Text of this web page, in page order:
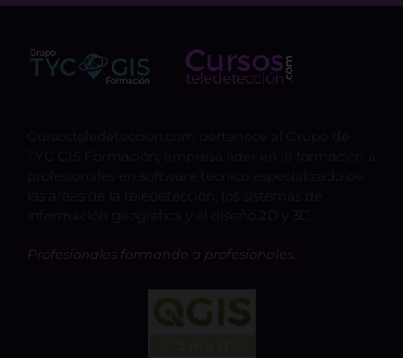
Profesionales formando a profesionales.